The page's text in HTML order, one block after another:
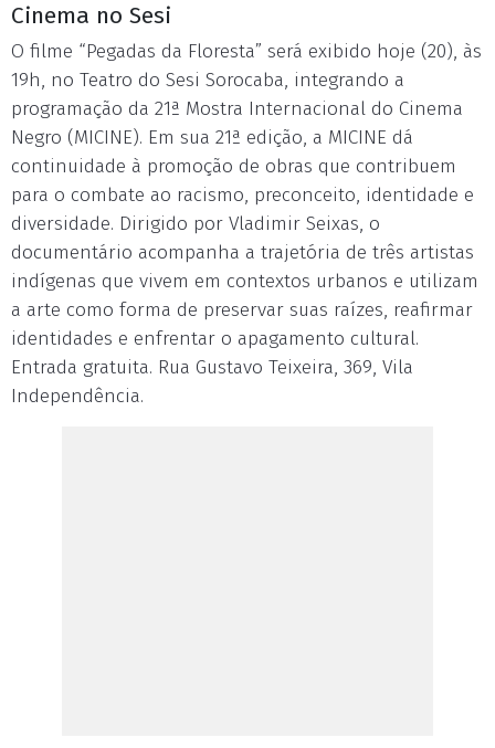
Cinema no Sesi
O filme “Pegadas da Floresta” será exibido hoje (20), às
19h, no Teatro do Sesi Sorocaba, integrando a
programação da 21ª Mostra Internacional do Cinema
Negro (MICINE). Em sua 21ª edição, a MICINE dá
continuidade à promoção de obras que contribuem
para o combate ao racismo, preconceito, identidade e
diversidade. Dirigido por Vladimir Seixas, o
documentário acompanha a trajetória de três artistas
indígenas que vivem em contextos urbanos e utilizam
a arte como forma de preservar suas raízes, reafirmar
identidades e enfrentar o apagamento cultural.
Entrada gratuita. Rua Gustavo Teixeira, 369, Vila
Independência.